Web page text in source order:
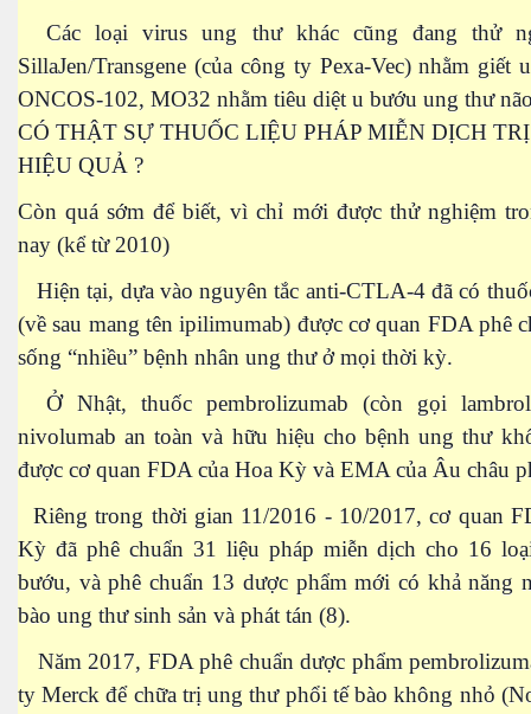
Các loại virus ung thư khác cũng đang thử
SillaJen/Transgene (của công ty Pexa-Vec) nhằm giết
ONCOS-102, MO32 nhằm tiêu diệt u bướu ung thư
CÓ THẬT SỰ THUỐC LIỆU PHÁP MIỄN DỊCH
HIỆU QUẢ ?
Còn quá sớm để biết, vì chỉ mới được thử nghiệm
nay (kể từ 2010)
Hiện tại, dựa vào nguyên tắc anti-CTLA-4 đã có
(về sau mang tên ipilimumab) được cơ quan FDA phê
sống “nhiều” bệnh nhân ung thư ở mọi thời kỳ.
Ở Nhật, thuốc pembrolizumab (còn gọi
nivolumab an toàn và hữu hiệu cho bệnh ung thư
được cơ quan FDA của Hoa Kỳ và EMA của Âu châu
Riêng trong thời gian 11/2016 - 10/2017, cơ quan
Kỳ đã phê chuẩn 31 liệu pháp miễn dịch cho 16
bướu, và phê chuẩn 13 dược phẩm mới có khả năng
bào ung thư sinh sản và phát tán (8).
Năm 2017, FDA phê chuẩn dược phẩm
ty Merck để chữa trị ung thư phổi tế bào không nhỏ
tộc
do thất mùa
- Mông
thế giới, một ảo tưởng